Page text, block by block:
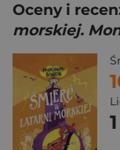
Oceny i
morskiej.
1